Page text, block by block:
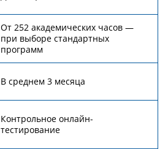
От 252 академических часов —
при выборе стандартных
программ
В среднем 3 месяца
Контрольное онлайн-
тестирование